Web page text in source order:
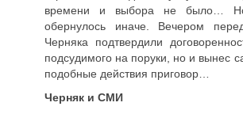
времени и выбора не было… Но
обернулось иначе. Вечером
Черняка подтвердили
подсудимого на поруки, но и вынес
подобные действия приговор…
Черняк и СМИ